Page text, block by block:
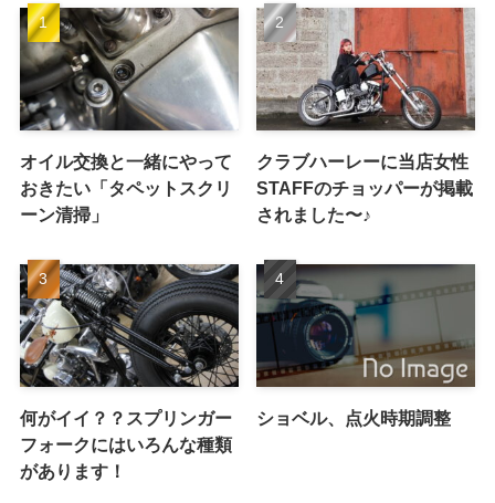
オイル交換と一緒にやって
おきたい「タペットスクリ
ーン清掃」
クラブハーレーに当店女性
STAFFのチョッパーが掲載
されました〜♪
何がイイ？？スプリンガー
フォークにはいろんな種類
があります！
ショベル、点火時期調整